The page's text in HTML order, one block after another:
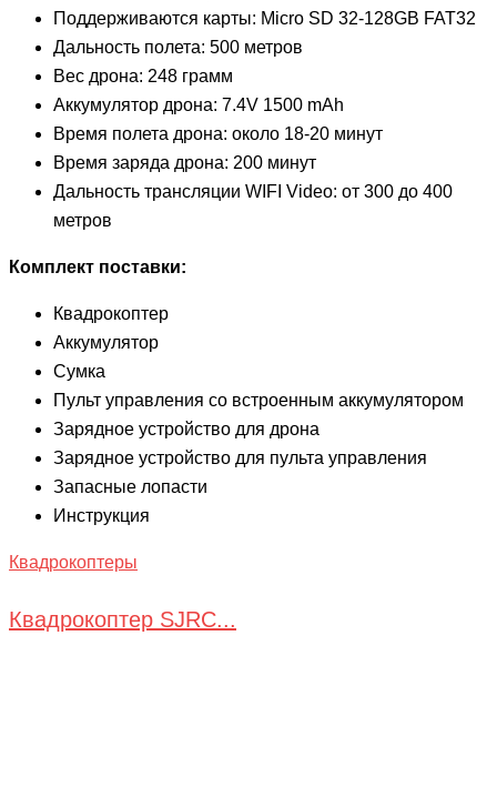
Поддерживаются карты: Micro SD 32-128GB FAT32
Дальность полета: 500 метров
Вес дрона: 248 грамм
Аккумулятор дрона: 7.4V 1500 mAh
Время полета дрона: около 18-20 минут
Время заряда дрона: 200 минут
Дальность трансляции WIFI Video: от 300 до 400
метров
Комплект поставки:
Квадрокоптер
Аккумулятор
Сумка
Пульт управления со встроенным аккумулятором
Зарядное устройство для дрона
Зарядное устройство для пульта управления
Запасные лопасти
Инструкция
Квадрокоптеры
Квадрокоптер SJRC...